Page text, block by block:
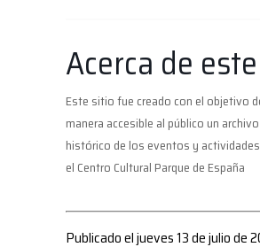
Acerca de
Este sitio fue creado con el objetivo
manera accesible al público un
histórico de los eventos y
el Centro Cultural Parque de España
Publicado el jueves 13 de julio de